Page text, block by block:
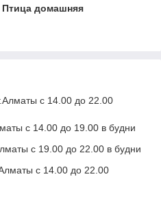
Птица домашняя
с 14.00 до 22.00
с 14.00 до 19.00 в будни
с 19.00 до 22.00 в будни
с 14.00 до 22.00